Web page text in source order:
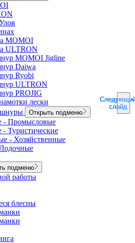
MOMOI
ULTRON
MOMOI Jigline
Daiwa
Ryobi
ULTRON
PROJIG
лески
шнуры
Открыть подменю
- Промысловые
Туристические
- Хозяйственные
подменю
работы
блесны
слайд
слайд
слайд